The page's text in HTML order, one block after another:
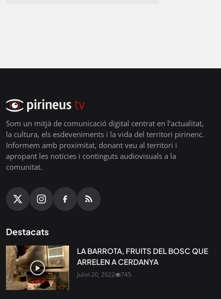
Som un mitjà de comunicació digital centrat en l’actualitat,
la cultura, els esdeveniments i la vida del territori pirinenc.
Informem amb proximitat, donant veu al territori i
apropant les notícies i continguts audiovisuals a la
comunitat.
Destacats
LA BARROTA, FRUITS DEL BOSC QUE
ARRELEN A CERDANYA
Juliol 20, 2022 745